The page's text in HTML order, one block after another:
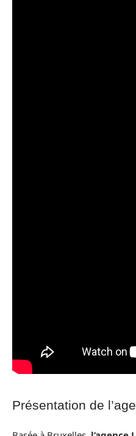
Présentation de